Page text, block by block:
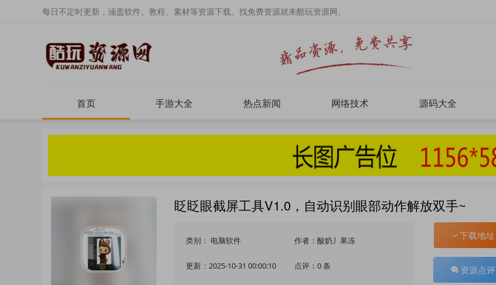
每日不定时更新，涵盖软件、教程、素材等资源下载。找免费资源就来酷玩资源网。
首页 手游大全 热点新闻 网络技术 源码大全
眨眨眼截屏工具V1.0，自动识别眼部动作解放双手~
类别： 电脑软件 作者：酸奶丿果冻
更新：2025-10-31 00:00:10 点评：0 条
下载地址
资源点评